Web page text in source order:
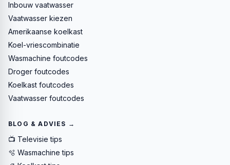
Inbouw vaatwasser
Vaatwasser kiezen
Amerikaanse koelkast
Koel-vriescombinatie
Wasmachine foutcodes
Droger foutcodes
Koelkast foutcodes
Vaatwasser foutcodes
BLOG & ADVIES →
📺 Televisie tips
🫧 Wasmachine tips